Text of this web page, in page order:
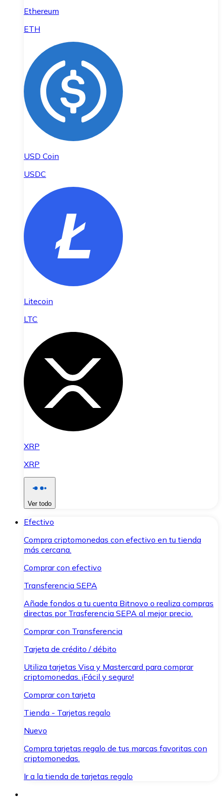
Ethereum
ETH
USD Coin
USDC
Litecoin
LTC
XRP
XRP
Ver todo
Efectivo
Compra criptomonedas con efectivo en tu tienda
más cercana.
Comprar con efectivo
Transferencia SEPA
Añade fondos a tu cuenta Bitnovo o realiza compras
directas por Trasferencia SEPA al mejor precio.
Comprar con Transferencia
Tarjeta de crédito / débito
Utiliza tarjetas Visa y Mastercard para comprar
criptomonedas. ¡Fácil y seguro!
Comprar con tarjeta
Tienda - Tarjetas regalo
Nuevo
Compra tarjetas regalo de tus marcas favoritas con
criptomonedas.
Ir a la tienda de tarjetas regalo